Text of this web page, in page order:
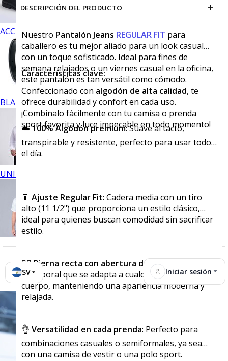
ACCESORIOS
BLANCOS
UNIFORMES
SV Iniciar sesión
DESCRIPCIÓN DEL PRODUCTO +
Nuestro Pantalón Jeans REGULAR FIT para
caballero es tu mejor aliado para un look casual
con un toque sofisticado. Ideal para fines de
semana relajados o un viernes casual en la oficina,
este pantalón es tan versátil como cómodo.
Confeccionado con algodón de alta calidad, te
ofrece durabilidad y confort en cada uso.
¡Combínalo fácilmente con tu camisa o prenda
sport favorita y luce impecable en todo momento!
Características clave:
☁️100% Algodón premium: Suave al tacto,
transpirable y resistente, perfecto para usar todo
el día.
👖 Ajuste Regular Fit: Cadera media con un tiro
alto (11 1/2") que proporciona un estilo clásico,
ideal para quienes buscan comodidad sin sacrificar
estilo.
🧍‍♂️Pierna recta con abertura de 8" : Un corte
atemporal que se adapta a cualquier tipo de
cuerpo, manteniendo una apariencia moderna y
relajada.
👌 Versatilidad en cada prenda: Perfecto para
combinaciones casuales o semiformales, ya sea
con una camisa de vestir o una polo sport.